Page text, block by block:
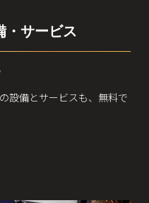
・サービス
設備とサービスも、無料で